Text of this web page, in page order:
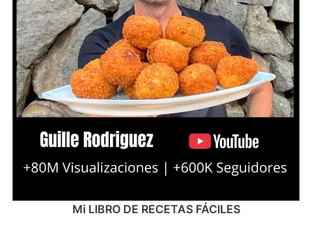
Mi LIBRO DE RECETAS FÁCILES